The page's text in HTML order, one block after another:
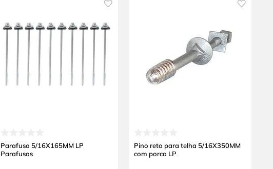
Parafuso 5/16X165MM LP
Parafusos
Pino reto para telha 5/16X350MM
com porca LP